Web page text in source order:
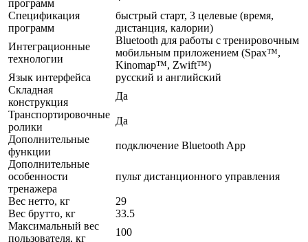
программ
Спецификация
программ
быстрый старт, 3 целевые (время,
дистанция, калории)
Интеграционные
технологии
Bluetooth для работы с тренировочным
мобильным приложением (Spax™,
Kinomap™, Zwift™)
Язык интерфейса
русский и английский
Складная
конструкция
Да
Транспортировочные
ролики
Да
Дополнительные
функции
подключение Bluetooth App
Дополнительные
особенности
тренажера
пульт дистанционного управления
Вес нетто, кг
29
Вес брутто, кг
33.5
Максимальный вес
пользователя, кг
100